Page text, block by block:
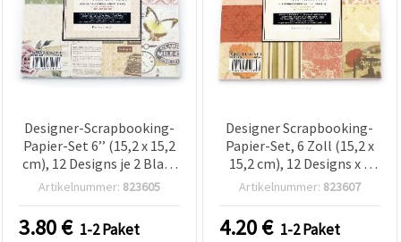
Designer-Scrapbooking-
Papier-Set 6’’ (15,2 x 15,2
cm), 12 Designs je 2 Blatt
+ 2 Stanzbogen,
Artikelnummer: 823605
3.80€ 1-2 Paket
Designer Scrapbooking-
Papier-Set, 6 Zoll (15,2 x
15,2 cm), 12 Designs x 2
Bögen + 2 Stanzbögen
Artikelnummer: 823607
4.20€ 1-2 Paket